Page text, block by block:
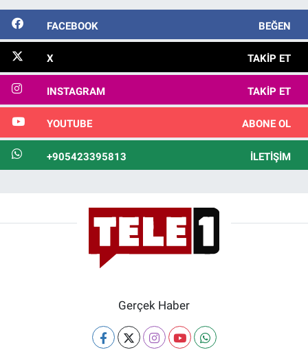
FACEBOOK BEĞEN
X TAKIP ET
INSTAGRAM TAKIP ET
YOUTUBE ABONE OL
+905423395813 İLETIŞIM
Gerçek Haber